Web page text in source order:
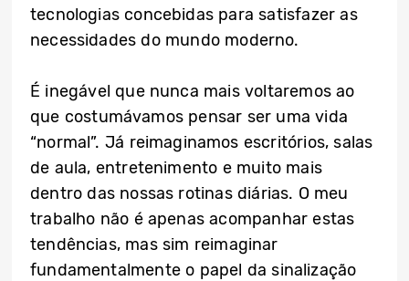
tecnologias concebidas para satisfazer as
necessidades do mundo moderno.
É inegável que nunca mais voltaremos ao
que costumávamos pensar ser uma vida
“normal”. Já reimaginamos escritórios, salas
de aula, entretenimento e muito mais
dentro das nossas rotinas diárias. O meu
trabalho não é apenas acompanhar estas
tendências, mas sim reimaginar
fundamentalmente o papel da sinalização